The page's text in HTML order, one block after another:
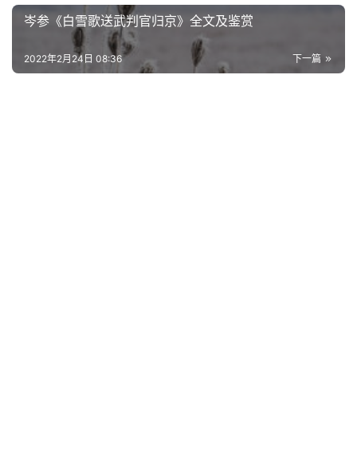
岑参《白雪歌送武判官归京》全文及鉴赏
下一篇
2022年2月24日 08:36